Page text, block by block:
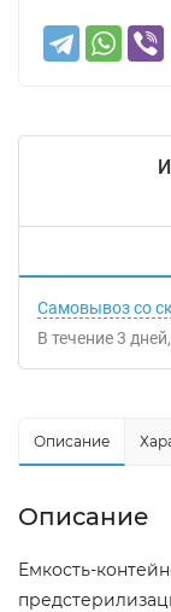
Самовывоз со
В течение3 дней
Описание
Описание
Емкость-